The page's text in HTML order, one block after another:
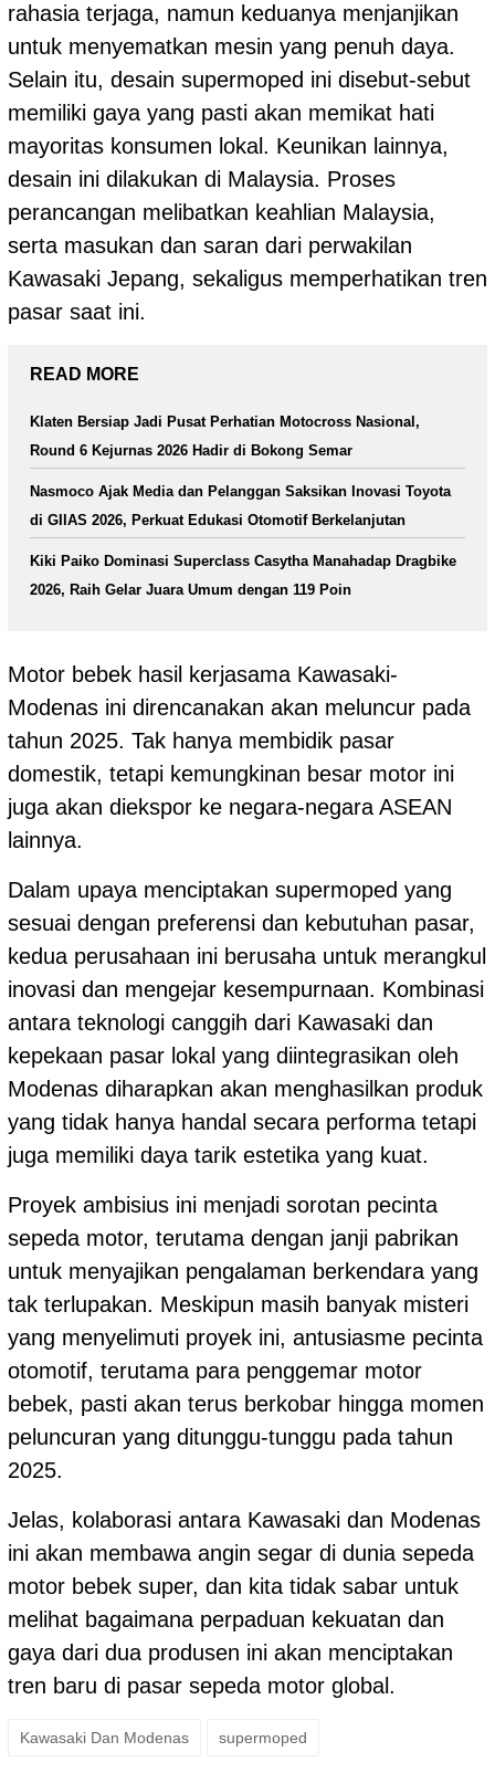
rahasia terjaga, namun keduanya menjanjikan
untuk menyematkan mesin yang penuh daya.
Selain itu, desain supermoped ini disebut-sebut
memiliki gaya yang pasti akan memikat hati
mayoritas konsumen lokal. Keunikan lainnya,
desain ini dilakukan di Malaysia. Proses
perancangan melibatkan keahlian Malaysia,
serta masukan dan saran dari perwakilan
Kawasaki Jepang, sekaligus memperhatikan tren
pasar saat ini.
READ MORE
Klaten Bersiap Jadi Pusat Perhatian Motocross Nasional,
Round 6 Kejurnas 2026 Hadir di Bokong Semar
Nasmoco Ajak Media dan Pelanggan Saksikan Inovasi Toyota
di GIIAS 2026, Perkuat Edukasi Otomotif Berkelanjutan
Kiki Paiko Dominasi Superclass Casytha Manahadap Dragbike
2026, Raih Gelar Juara Umum dengan 119 Poin
Motor bebek hasil kerjasama Kawasaki-
Modenas ini direncanakan akan meluncur pada
tahun 2025. Tak hanya membidik pasar
domestik, tetapi kemungkinan besar motor ini
juga akan diekspor ke negara-negara ASEAN
lainnya.
Dalam upaya menciptakan supermoped yang
sesuai dengan preferensi dan kebutuhan pasar,
kedua perusahaan ini berusaha untuk merangkul
inovasi dan mengejar kesempurnaan. Kombinasi
antara teknologi canggih dari Kawasaki dan
kepekaan pasar lokal yang diintegrasikan oleh
Modenas diharapkan akan menghasilkan produk
yang tidak hanya handal secara performa tetapi
juga memiliki daya tarik estetika yang kuat.
Proyek ambisius ini menjadi sorotan pecinta
sepeda motor, terutama dengan janji pabrikan
untuk menyajikan pengalaman berkendara yang
tak terlupakan. Meskipun masih banyak misteri
yang menyelimuti proyek ini, antusiasme pecinta
otomotif, terutama para penggemar motor
bebek, pasti akan terus berkobar hingga momen
peluncuran yang ditunggu-tunggu pada tahun
2025.
Jelas, kolaborasi antara Kawasaki dan Modenas
ini akan membawa angin segar di dunia sepeda
motor bebek super, dan kita tidak sabar untuk
melihat bagaimana perpaduan kekuatan dan
gaya dari dua produsen ini akan menciptakan
tren baru di pasar sepeda motor global.
Kawasaki Dan Modenas supermoped